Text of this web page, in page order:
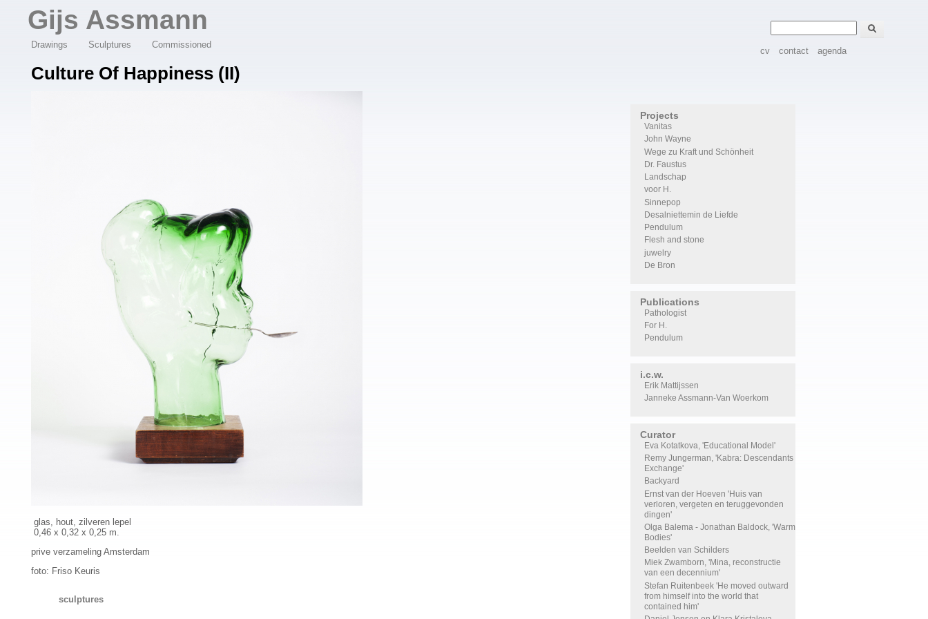
Gijs Assmann
Drawings Sculptures Commissioned
cv contact agenda
Zoekveld
Zoeken
Culture Of Happiness (II)
glas, hout, zilveren lepel
0,46 x 0,32 x 0,25 m.
prive verzameling Amsterdam
foto: Friso Keuris
sculptures
Projects
Vanitas
John Wayne
Wege zu Kraft und Schönheit
Dr. Faustus
Landschap
voor H.
Sinnepop
Desalniettemin de Liefde
Pendulum
Flesh and stone
juwelry
De Bron
Publications
Pathologist
For H.
Pendulum
i.c.w.
Erik Mattijssen
Janneke Assmann-Van Woerkom
Curator
Eva Kotatkova, 'Educational Model'
Remy Jungerman, 'Kabra: Descendants
Exchange'
Backyard
Ernst van der Hoeven 'Huis van
verloren, vergeten en teruggevonden
dingen'
Olga Balema - Jonathan Baldock, 'Warm
Bodies'
Beelden van Schilders
Miek Zwamborn, 'Mina, reconstructie
van een decennium'
Stefan Ruitenbeek 'He moved outward
from himself into the world that
contained him'